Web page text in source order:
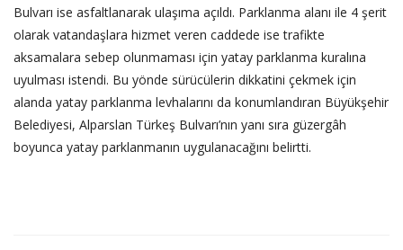
Bulvarı ise asfaltlanarak ulaşıma açıldı. Parklanma alanı ile 4 şerit
olarak vatandaşlara hizmet veren caddede ise trafikte
aksamalara sebep olunmaması için yatay parklanma kuralına
uyulması istendi. Bu yönde sürücülerin dikkatini çekmek için
alanda yatay parklanma levhalarını da konumlandıran Büyükşehir
Belediyesi, Alparslan Türkeş Bulvarı’nın yanı sıra güzergâh
boyunca yatay parklanmanın uygulanacağını belirtti.